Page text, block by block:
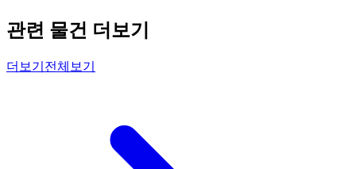
관련 물건 더보기
더보기 전체보기